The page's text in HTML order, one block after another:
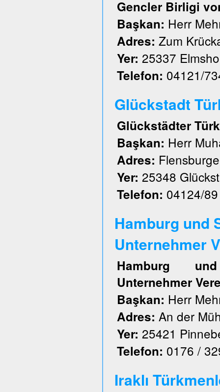
Gencler Birligi
Başkan: Herr
Adres: Zum
Yer: 25337
Telefon: 04121/
Glückstadt
Glückstädter
Başkan: Herr
Adres:
Yer: 25348
Telefon: 04124/
Hamburg und
Unternehmer
Hamburg und
Unternehmer
Başkan: Herr
Adres: An der
Yer: 25421
Telefon: 0176 /
Iraklı